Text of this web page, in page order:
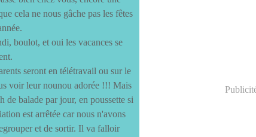
cela ne nous gâche pas les fêtes
boulot, et oui les vacances se
seront en télétravail ou sur le
voir leur nounou adorée !!! Mais
de balade par jour, en poussette si
est arrêtée car nous n'avons
et de sortir. Il va falloir